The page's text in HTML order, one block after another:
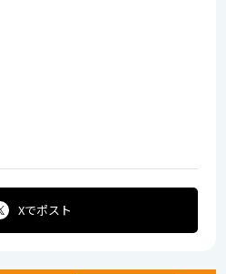
Xでポスト